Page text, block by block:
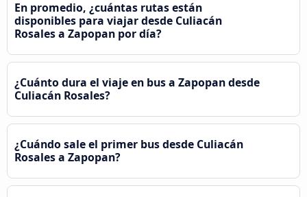
En promedio, ¿cuántas rutas están
disponibles para viajar desde Culiacán
Rosales a Zapopan por día?
¿Cuánto dura el viaje en bus a Zapopan desde
Culiacán Rosales?
¿Cuándo sale el primer bus desde Culiacán
Rosales a Zapopan?